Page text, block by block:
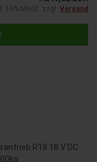
19% MwSt. zzgl. Versand
R18 18 V DC